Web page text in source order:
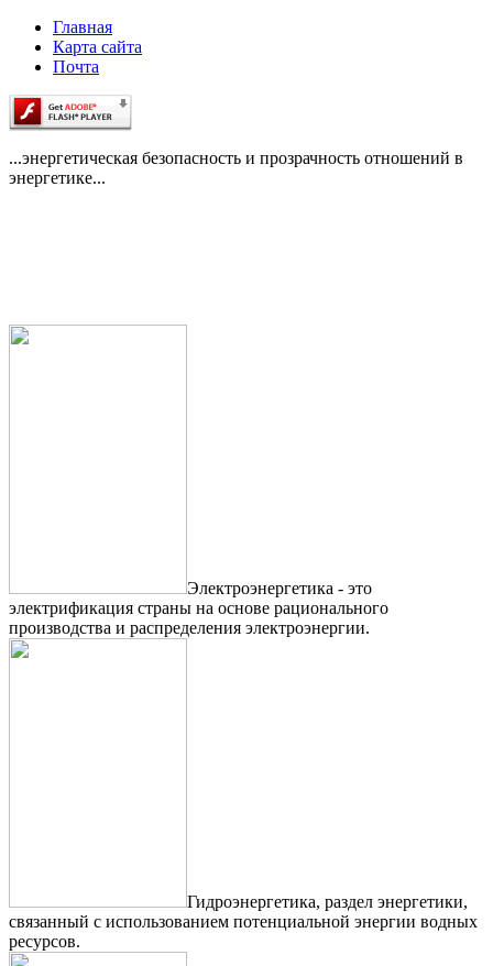
Главная
Карта сайта
Почта
...энергетическая безопасность и прозрачность отношений в
энергетике...
Электроэнергетика - это
электрификация страны на основе рационального
производства и распределения электроэнергии.
Гидроэнергетика, раздел энергетики,
связанный с использованием потенциальной энергии водных
ресурсов.